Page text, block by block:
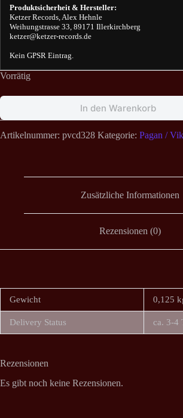
Produktsicherheit & Hersteller:
Ketzer Records, Alex Hehnle
Weihungstrasse 33, 89171 Illerkirchberg
ketzer@ketzer-records.de
Kein GPSR Eintrag.
Vorrätig
In den Warenkorb
Artikelnummer: pvcd328 Kategorie: Pagan /
Zusätzliche Informationen
Rezensionen (0)
Gewicht 0,125
Delivery Status ca. 3-4
Rezensionen
Es gibt noch keine Rezensionen.